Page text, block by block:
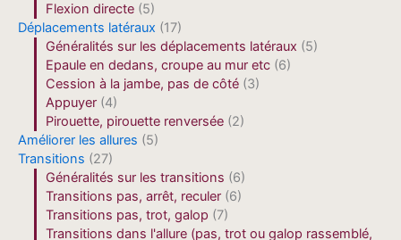
Flexion directe (5)
Déplacements latéraux (17)
Généralités sur les déplacements latéraux (5)
Epaule en dedans, croupe au mur etc (6)
Cession à la jambe, pas de côté (3)
Appuyer (4)
Pirouette, pirouette renversée (2)
Améliorer les allures (5)
Transitions (27)
Généralités sur les transitions (6)
Transitions pas, arrêt, reculer (6)
Transitions pas, trot, galop (7)
Transitions dans l'allure (pas, trot ou galop rassemblé,